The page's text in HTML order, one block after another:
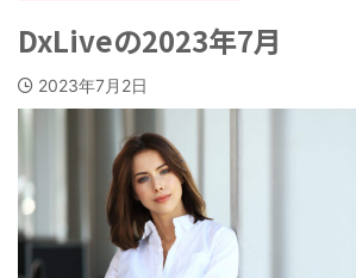
DxLiveの2023年7月
2023年7月2日